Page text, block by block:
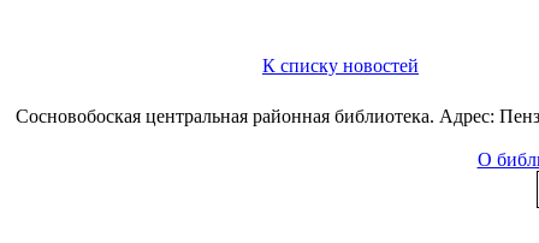
К списку новостей
Сосновобоская центральная районная библиотека. Адрес:
О